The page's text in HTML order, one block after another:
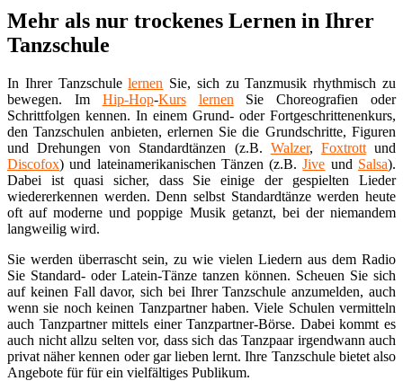
Mehr als nur trockenes Lernen in Ihrer
Tanzschule
In Ihrer Tanzschulelernen Sie, sich zu Tanzmusik rhythmisch zu
bewegen. Im Hip-Hop-Kurs lernen Sie Choreografien oder
Schrittfolgen kennen. In einem Grund- oder Fortgeschrittenenkurs,
den Tanzschulen anbieten, erlernen Sie die Grundschritte, Figuren
und Drehungen von Standardtänzen (z.B. Walzer, Foxtrottund
Discofox) und lateinamerikanischen Tänzen (z.B.Jive und Salsa).
Dabei ist quasi sicher, dass Sie einige der gespielten Lieder
wiedererkennen werden. Denn selbst Standardtänze werden heute
oft auf moderne und poppige Musik getanzt, bei der niemandem
langweilig wird.
Sie werden überrascht sein, zu wie vielen Liedern aus dem Radio
Sie Standard- oder Latein-Tänze tanzen können. Scheuen Sie sich
auf keinen Fall davor, sich bei Ihrer Tanzschule anzumelden, auch
wenn sie noch keinen Tanzpartner haben. Viele Schulen vermitteln
auch Tanzpartner mittels einer Tanzpartner-Börse. Dabei kommt es
auch nicht allzu selten vor, dass sich das Tanzpaar irgendwann auch
privat näher kennen oder gar lieben lernt. Ihre Tanzschule bietet also
Angebote für für ein vielfältiges Publikum.